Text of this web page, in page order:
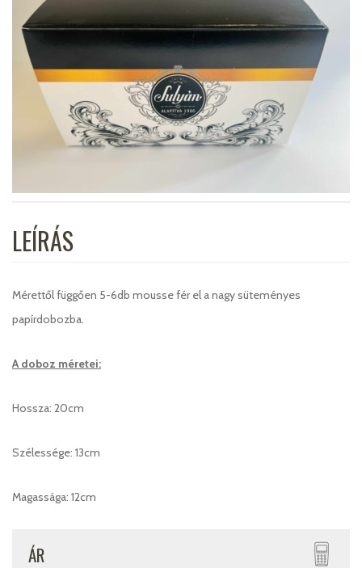
LEÍRÁS
Mérettől függően 5-6db mousse fér el a nagy süteményes
papírdobozba.
A doboz méretei:
Hossza: 20cm
Szélessége: 13cm
Magassága: 12cm
ÁR